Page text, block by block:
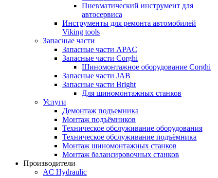
Пневматический инструмент для
автосервиса
Инструменты для ремонта автомобилей
Viking tools
Запасные части
Запасные части APAC
Запасные части Corghi
Шиномонтажное оборудование Corghi
Запасные части JAB
Запасные части Bright
Для шиномонтажных станков
Услуги
Демонтаж подъемника
Монтаж подъёмников
Техническое обслуживание оборудования
Техническое обслуживание подъёмника
Монтаж шиномонтажных станков
Монтаж балансировочных станков
Производители
AC Hydraulic